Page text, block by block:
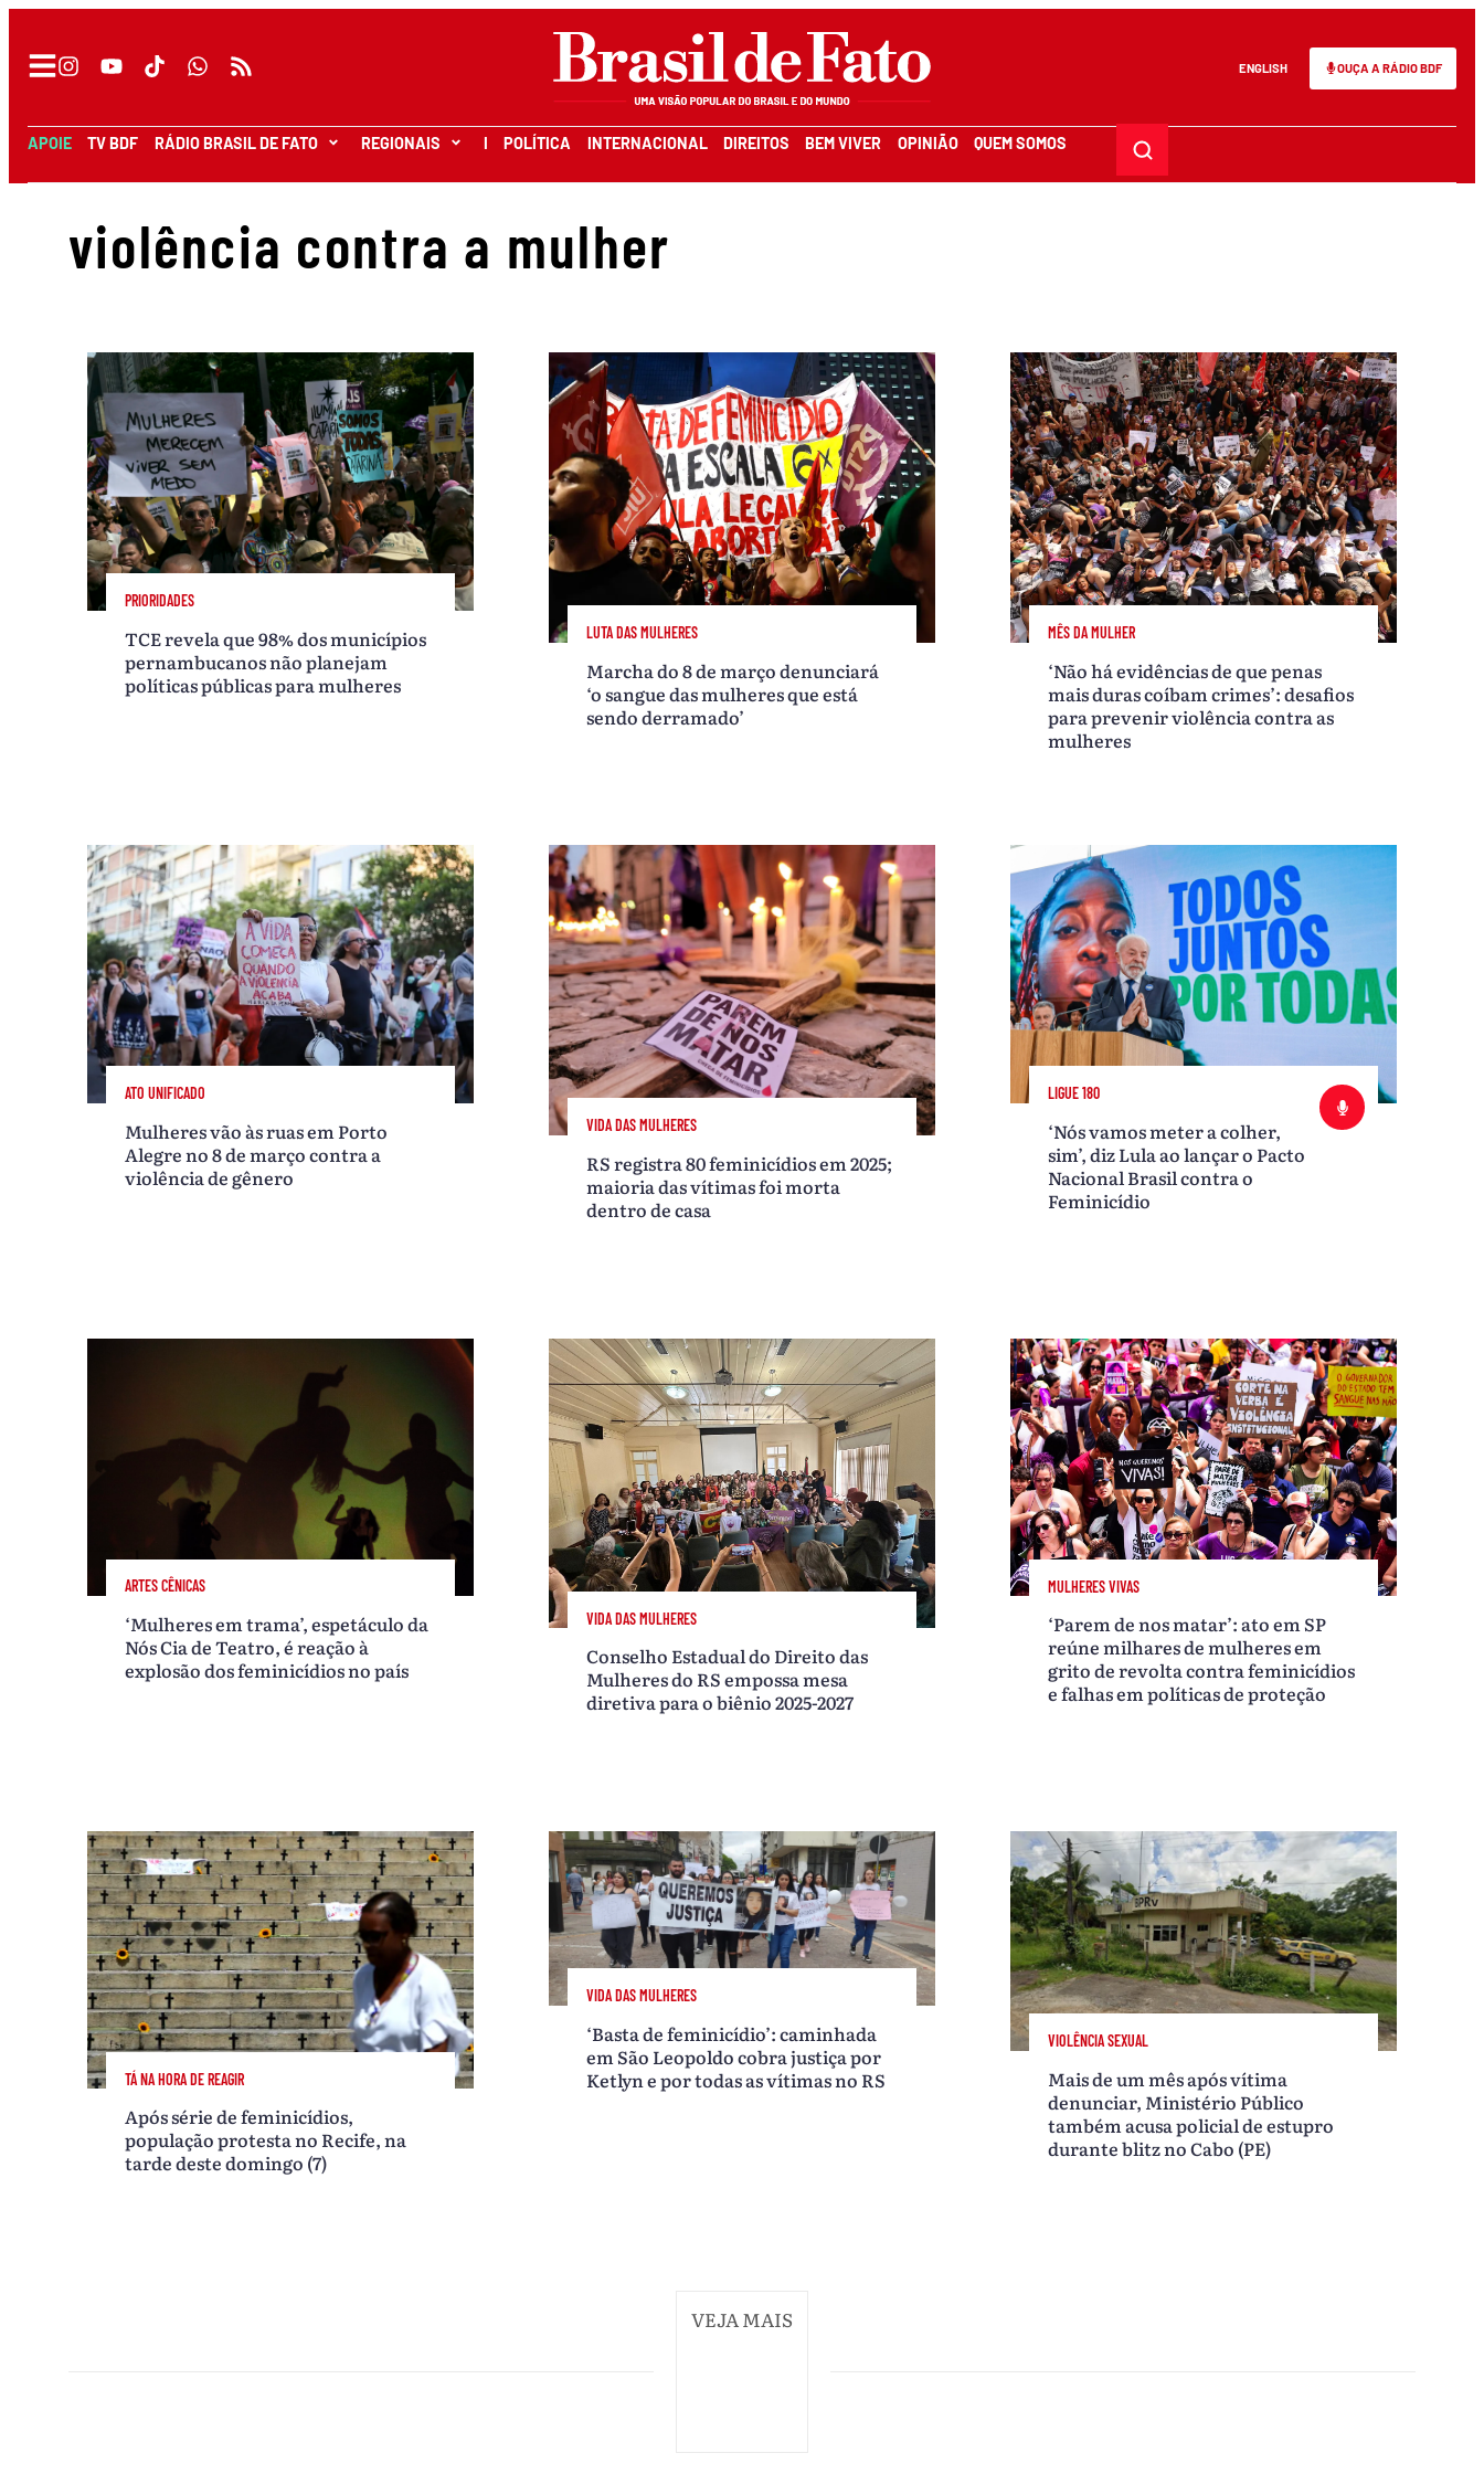
ENGLISH OUÇA A RÁDIO BDF
APOIE TV BDF RÁDIO BRASIL DE FATO REGIONAIS I POLÍTICA INTERNACIONAL DIREITOS BEM VIVER OPINIÃO QUEM SOMOS
violência contra a mulher
PRIORIDADES
TCE revela que 98% dos municípios
pernambucanos não planejam
políticas públicas para mulheres
LUTA DAS MULHERES
Marcha do 8 de março denunciará
‘o sangue das mulheres que está
sendo derramado’
MÊS DA MULHER
‘Não há evidências de que penas
mais duras coíbam crimes’: desafios
para prevenir violência contra as
mulheres
ATO UNIFICADO
Mulheres vão às ruas em Porto
Alegre no 8 de março contra a
violência de gênero
VIDA DAS MULHERES
RS registra 80 feminicídios em 2025;
maioria das vítimas foi morta
dentro de casa
LIGUE 180
‘Nós vamos meter a colher,
sim’, diz Lula ao lançar o Pacto
Nacional Brasil contra o
Feminicídio
ARTES CÊNICAS
‘Mulheres em trama’, espetáculo da
Nós Cia de Teatro, é reação à
explosão dos feminicídios no país
VIDA DAS MULHERES
Conselho Estadual do Direito das
Mulheres do RS empossa mesa
diretiva para o biênio 2025-2027
MULHERES VIVAS
‘Parem de nos matar’: ato em SP
reúne milhares de mulheres em
grito de revolta contra feminicídios
e falhas em políticas de proteção
TÁ NA HORA DE REAGIR
Após série de feminicídios,
população protesta no Recife, na
tarde deste domingo (7)
VIDA DAS MULHERES
‘Basta de feminicídio’: caminhada
em São Leopoldo cobra justiça por
Ketlyn e por todas as vítimas no RS
VIOLÊNCIA SEXUAL
Mais de um mês após vítima
denunciar, Ministério Público
também acusa policial de estupro
durante blitz no Cabo (PE)
VEJA MAIS